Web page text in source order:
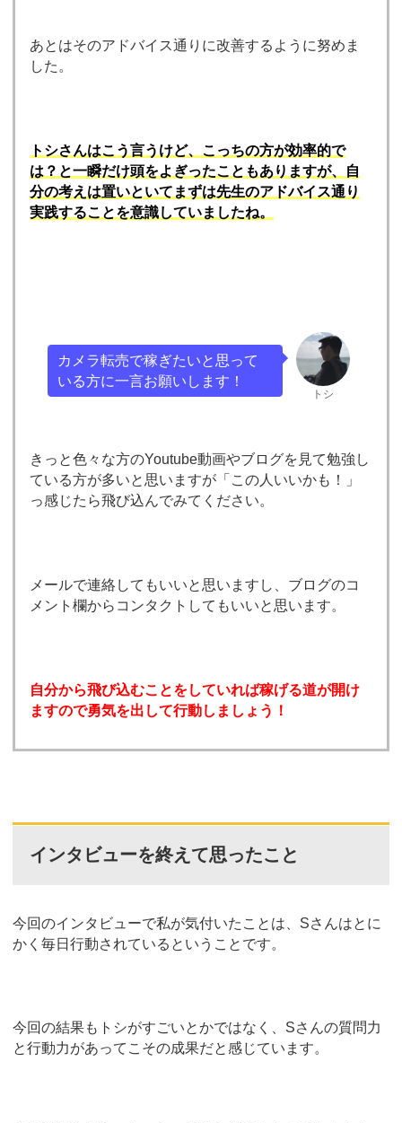
あとはそのアドバイス通りに改善するように努めま
した。
トシさんはこう言うけど、こっちの方が効率的で
は？と一瞬だけ頭をよぎったこともありますが、自
分の考えは置いといてまずは先生のアドバイス通り
実践することを意識していましたね。
トシ
カメラ転売で稼ぎたいと思って
いる方に一言お願いします！
きっと色々な方のYoutube動画やブログを見て勉強し
ている方が多いと思いますが「この人いいかも！」
っ感じたら飛び込んでみてください。
メールで連絡してもいいと思いますし、ブログのコ
メント欄からコンタクトしてもいいと思います。
自分から飛び込むことをしていれば稼げる道が開け
ますので勇気を出して行動しましょう！
インタビューを終えて思ったこと
今回のインタビューで私が気付いたことは、Sさんはとに
かく毎日行動されているということです。
今回の結果もトシがすごいとかではなく、Sさんの質問力
と行動力があってこその成果だと感じています。